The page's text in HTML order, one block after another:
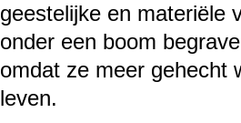
geestelijke en materiële
onder een boom
omdat ze meer gehecht
leven.